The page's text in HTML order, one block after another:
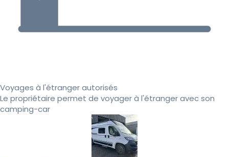
Voyages à l'étranger autorisés
Le propriétaire permet de voyager à l'étranger avec son
camping-car